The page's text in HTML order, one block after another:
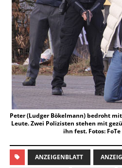
Peter (Ludger Bökelmann) bedroht
Leute. Zwei Polizisten stehen mit
ihn fest. Fotos:
ANZEIGENBLATT